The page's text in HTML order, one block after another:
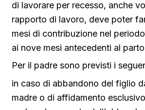
di lavorare per recesso, anche
rapporto di lavoro, deve poter
mesi di contribuzione nel
ai nove mesi antecedenti al
Per il padre sono previsti i
in caso di abbandono del figlio
madre o di affidamento